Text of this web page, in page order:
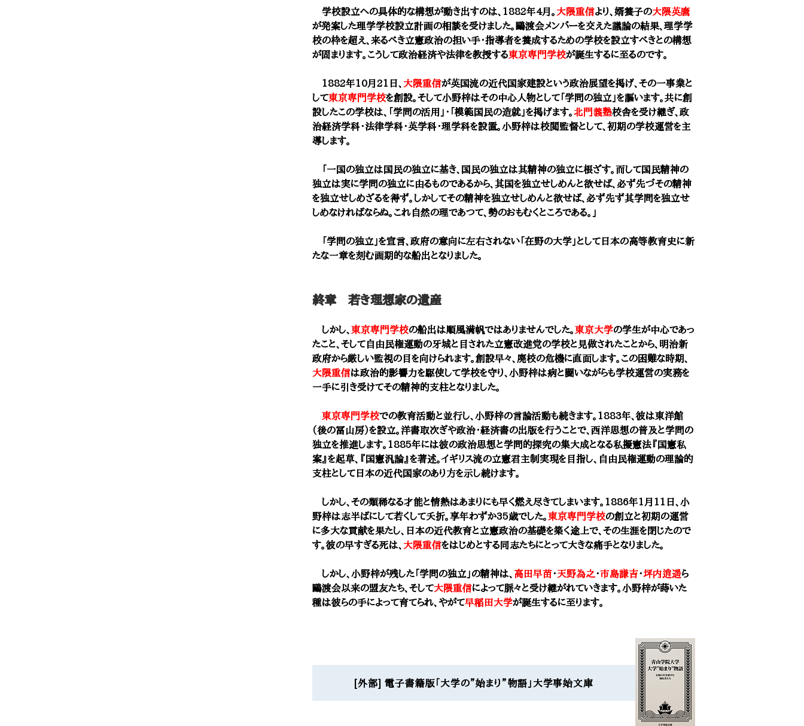
学校設立への具体的な構想が動き出すのは、1882年4月。 大隈重信より、婿養子の大隈英麿
が発案した理学学校設立計画の相談を受けました。鷗渡会メンバーを交えた議論の結果、理学学
校の枠を超え、来るべき立憲政治の担い手・指導者を養成するための学校を設立すべきとの構想
が固まります。こうして政治経済や法律を教授する東京専門学校が誕生するに至るのです。
1882年10月21日、 大隈重信が英国流の近代国家建設という政治展望を掲げ、その一事業と
して東京専門学校を創設。そして小野梓はその中心人物として「学問の独立」を謳います。共に創
設したこの学校は、「学問の活用」・「模範国民の造就」を掲げます。北門義塾校舎を受け継ぎ、政
治経済学科・法律学科・英学科・理学科を設置。小野梓は校閲監督として、初期の学校運営を主
導します。
「一国の独立は国民の独立に基き、国民の独立は其精神の独立に根ざす。而して国民精神の
独立は実に学問の独立に由るものであるから、其国を独立せしめんと欲せば、必ず先づその精神
を独立せしめざるを得ず。しかしてその精神を独立せしめんと欲せば、必ず先ず其学問を独立せ
しめなければならぬ。これ自然の理であつて、勢のおもむくところである。」
「学問の独立」を宣言、政府の意向に左右されない「在野の大学」として日本の高等教育史に新
たな一章を刻む画期的な船出となりました。
終章 若き理想家の遺産
しかし、 東京専門学校の船出は順風満帆ではありませんでした。東京大学の学生が中心であっ
たこと、そして自由民権運動の牙城と目された立憲改進党の学校と見做されたことから、明治新
政府から厳しい監視の目を向けられます。創設早々、廃校の危機に直面します。この困難な時期、
大隈重信は政治的影響力を駆使して学校を守り、小野梓は病と闘いながらも学校運営の実務を
一手に引き受けてその精神的支柱となりました。
東京専門学校での教育活動と並行し、小野梓の言論活動も続きます。1883年、彼は東洋館
（後の冨山房）を設立。洋書取次ぎや政治・経済書の出版を行うことで、西洋思想の普及と学問の
独立を推進します。1885年には彼の政治思想と学問的探究の集大成となる私擬憲法『国憲私
案』を起草、『国憲汎論』を著述。イギリス流の立憲君主制実現を目指し、自由民権運動の理論的
支柱として日本の近代国家のあり方を示し続けます。
しかし、その類稀なる才能と情熱はあまりにも早く燃え尽きてしまいます。1886年1月11日、小
野梓は志半ばにして若くして夭折。享年わずか35歳でした。東京専門学校の創立と初期の運営
に多大な貢献を果たし、日本の近代教育と立憲政治の基礎を築く途上で、その生涯を閉じたので
す。彼の早すぎる死は、 大隈重信をはじめとする同志たちにとって大きな痛手となりました。
しかし、小野梓が残した「学問の独立」の精神は、 高田早苗・天野為之 ・市島謙吉・坪内逍遥ら
鷗渡会以来の盟友たち、そして大隈重信によって脈々と受け継がれていきます。小野梓が蒔いた
種は彼らの手によって育てられ、やがて早稲田大学が誕生するに至ります。
[外部] 電子書籍版「大学の”始まり”物語」大学事始文庫